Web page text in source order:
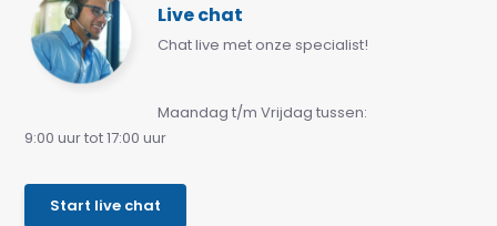
Live chat
Chat live met onze specialist!
Maandag t/m Vrijdag tussen:
9:00 uur tot 17:00 uur
Start live chat